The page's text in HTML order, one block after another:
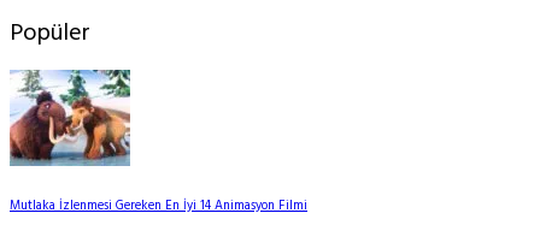
Popüler
Mutlaka İzlenmesi Gereken En İyi 14 Animasyon Filmi